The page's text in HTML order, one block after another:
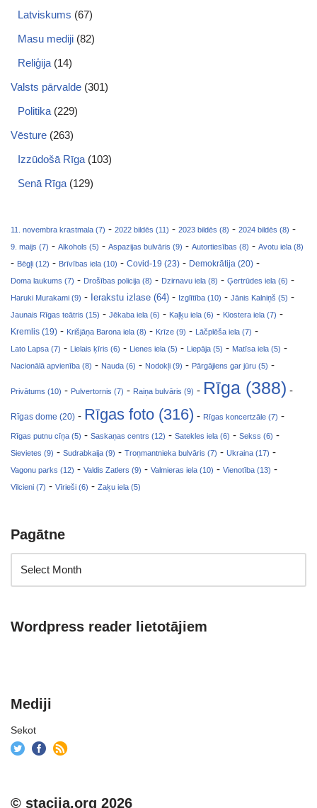
Latviskums (67)
Masu mediji (82)
Reliģija (14)
Valsts pārvalde (301)
Politika (229)
Vēsture (263)
Izzūdošā Rīga (103)
Senā Rīga (129)
11. novembra krastmala (7) - 2022 bildēs (11) - 2023 bildēs (8) - 2024 bildēs (8) -
9. maijs (7) - Alkohols (5) - Aspazijas bulvāris (9) - Autortiesības (8) - Avotu iela (8)
- Bēgļi (12) - Brīvības iela (10) - Covid-19 (23) - Demokrātija (20) -
Doma laukums (7) - Drošības policija (8) - Dzirnavu iela (8) - Ģertrūdes iela (6) -
Haruki Murakami (9) - Ierakstu izlase (64) - Izglītība (10) - Jānis Kalniņš (5) -
Jaunais Rīgas teātris (15) - Jēkaba iela (6) - Kaļķu iela (6) - Klostera iela (7) -
Kremlis (19) - Krišjāņa Barona iela (8) - Krīze (9) - Lāčplēša iela (7) -
Lato Lapsa (7) - Lielais ķīris (6) - Lienes iela (5) - Liepāja (5) - Matīsa iela (5) -
Nacionālā apvienība (8) - Nauda (6) - Nodokļi (9) - Pārgājiens gar jūru (5) -
Privātums (10) - Pulvertornis (7) - Raiņa bulvāris (9) - Rīga (388) -
Rīgas dome (20) - Rīgas foto (316) - Rīgas koncertzāle (7) -
Rīgas putnu cīņa (5) - Saskaņas centrs (12) - Satekles iela (6) - Sekss (6) -
Sievietes (9) - Sudrabkaija (9) - Troņmantnieka bulvāris (7) - Ukraina (17) -
Vagonu parks (12) - Valdis Zatlers (9) - Valmieras iela (10) - Vienotība (13) -
Vilcieni (7) - Vīrieši (6) - Zaķu iela (5)
Pagātne
Wordpress reader lietotājiem
Mediji
Sekot
© stacija.org 2026